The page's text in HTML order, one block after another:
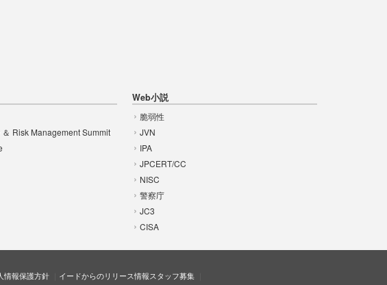
Risk Management Summit
Web小説
脆弱性
JVN
IPA
JPCERT/CC
NISC
警察庁
JC3
CISA
情報保護方針 イードからのリリース情報スタッフ募集